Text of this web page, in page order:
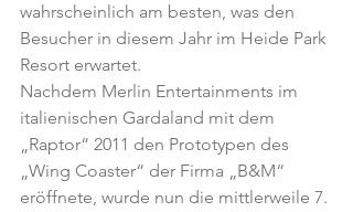
wahrscheinlich am besten, was den
Besucher in diesem Jahr im Heide Park
Resort erwartet.
Nachdem Merlin Entertainments im
italienischen Gardaland mit dem
„Raptor“ 2011 den Prototypen des
„Wing Coaster“ der Firma „B&M“
eröffnete, wurde nun die mittlerweile 7.